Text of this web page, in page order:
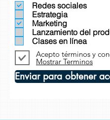
Redes sociales
Estrategia
Marketing
Lanzamiento del
Clases en línea
Acepto términos y
Mostrar Terminos
Enviar para obtener